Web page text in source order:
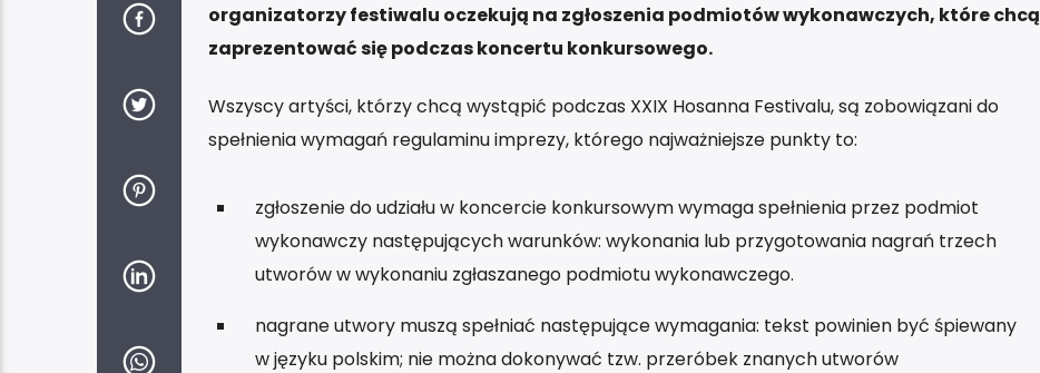
organizatorzy festiwalu oczekują na zgłoszenia podmiotów wykonawczych, które chcą
zaprezentować się podczas koncertu konkursowego.
Wszyscy artyści, którzy chcą wystąpić podczas XXIX Hosanna Festivalu, są zobowiązani do
spełnienia wymagań regulaminu imprezy, którego najważniejsze punkty to:
zgłoszenie do udziału w koncercie konkursowym wymaga spełnienia przez podmiot
wykonawczy następujących warunków: wykonania lub przygotowania nagrań trzech
utworów w wykonaniu zgłaszanego podmiotu wykonawczego.
nagrane utwory muszą spełniać następujące wymagania: tekst powinien być śpiewany
w języku polskim; nie można dokonywać tzw. przeróbek znanych utworów